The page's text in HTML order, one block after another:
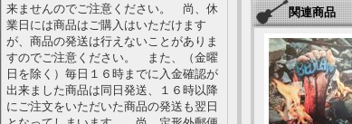
来ませんのでご注意ください。 尚、休
業日には商品はご購入はいただけます
が、商品の発送は行えないことがありま
すのでご注意ください。 また、（金曜
日を除く）毎日１６時までに入金確認が
出来ました商品は同日発送、１６時以降
にご注文をいただいた商品の発送も翌日
関連商品